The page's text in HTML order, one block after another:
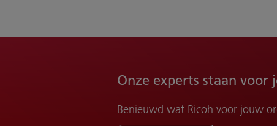
Onze experts staan voor
Benieuwd wat Ricoh voor jouw